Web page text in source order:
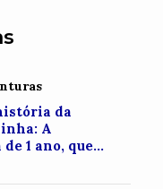
da
A
1 ano, que